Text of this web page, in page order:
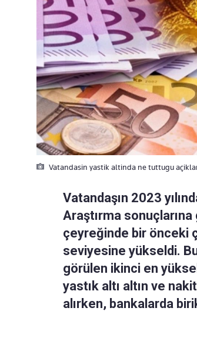
Vatandasin yastik altinda ne tuttugu
Vatandaşın 2023
Araştırma
çeyreğinde bir önceki
seviyesine yükseldi.
görülen ikinci en
yastık altı altın ve
alırken, bankalarda